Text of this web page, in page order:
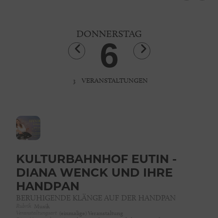
DONNERSTAG
6
3 VERANSTALTUNGEN
KULTURBAHNHOF EUTIN -
DIANA WENCK UND IHRE
HANDPAN
BERUHIGENDE KLÄNGE AUF DER HANDPAN